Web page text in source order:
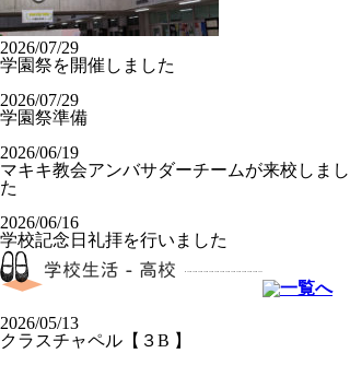
2026/07/29
学園祭を開催しました
2026/07/29
学園祭準備
2026/06/19
マキキ教会アンバサダーチームが来校しまし
た
2026/06/16
学校記念日礼拝を行いました
2026/05/13
クラスチャペル【３B 】